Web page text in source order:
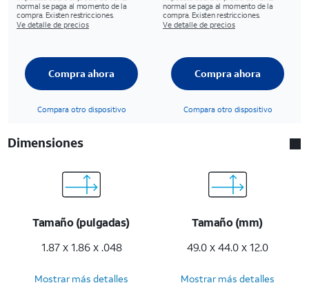
normal se paga al momento de la
compra. Existen restricciones.
Ve detalle de precios
normal se paga al momento de la
compra. Existen restricciones.
Ve detalle de precios
Compra ahora
Compara otro dispositivo
Compra ahora
Compara otro dispositivo
Dimensiones
Tamaño (pulgadas)
1.87 x 1.86 x .048
Tamaño (mm)
49.0 x 44.0 x 12.0
Mostrar más detalles Mostrar más detalles